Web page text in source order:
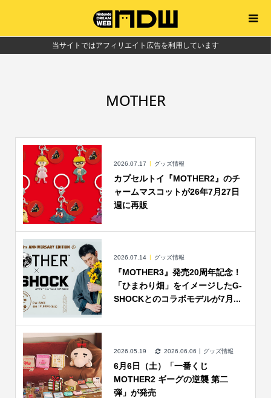
当サイトではアフィリエイト広告を利用しています
MOTHER
2026.07.17 グッズ情報
カプセルトイ『MOTHER2』のチ
ャームマスコットが26年7月27日
週に再販
2026.07.14 グッズ情報
『MOTHER3』発売20周年記念！
「ひまわり畑」をイメージしたG-
SHOCKとのコラボモデルが7月...
2026.05.19 2026.06.06 グッズ情報
6月6日（土）「一番くじ
MOTHER2 ギーグの逆襲 第二
弾」が発売